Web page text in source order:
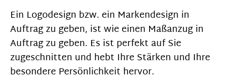
Ein Logodesign bzw. ein Markendesign in
Auftrag zu geben, ist wie einen Maßanzug in
Auftrag zu geben. Es ist perfekt auf Sie
zugeschnitten und hebt Ihre Stärken und Ihre
besondere Persönlichkeit hervor.